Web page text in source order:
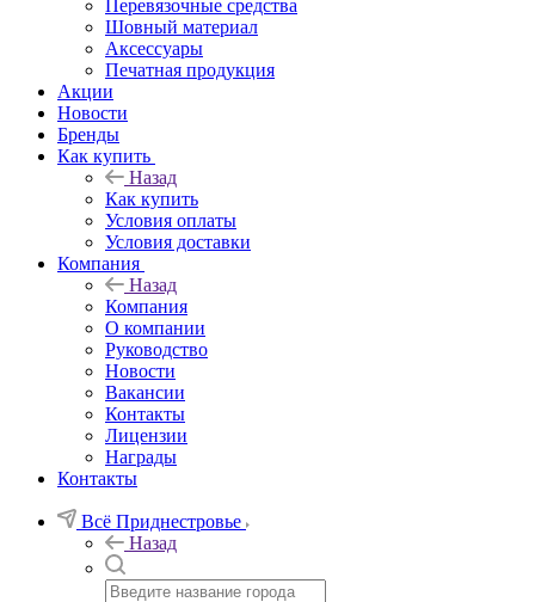
Перевязочные средства
Шовный материал
Аксессуары
Печатная продукция
Акции
Новости
Бренды
Как купить
Назад
Как купить
Условия оплаты
Условия доставки
Компания
Назад
Компания
О компании
Руководство
Новости
Вакансии
Контакты
Лицензии
Награды
Контакты
Всё Приднестровье
Назад